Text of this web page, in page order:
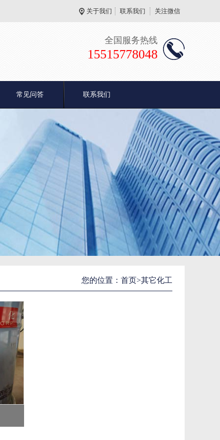
关于我们 联系我们 关注微信
全国服务热线
15515778048
常见问答 联系我们
您的位置： 首页>其它化工